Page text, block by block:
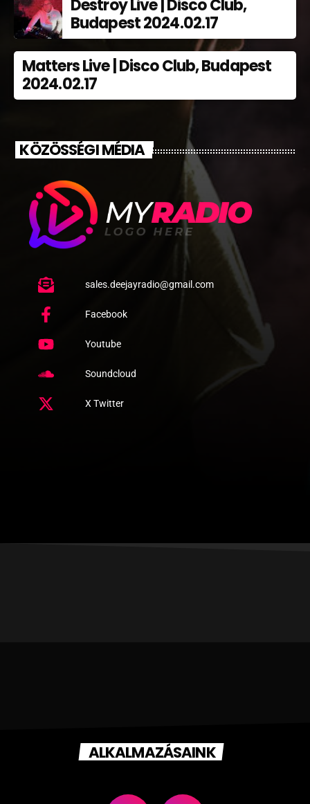
Destroy Live | Disco Club,
Budapest 2024.02.17
Matters Live | Disco Club, Budapest
2024.02.17
KÖZÖSSÉGI MÉDIA
sales.deejayradio@gmail.com
Facebook
Youtube
Soundcloud
X Twitter
ALKALMAZÁSAINK